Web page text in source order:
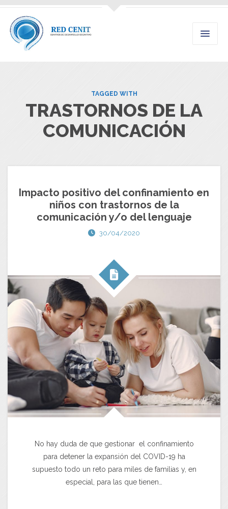
TAGGED WITH
TRASTORNOS DE LA
COMUNICACIÓN
Impacto positivo del confinamiento en
niños con trastornos de la
comunicación y/o del lenguaje
30/04/2020
No hay duda de que gestionar el confinamiento
para detener la expansión del COVID-19 ha
supuesto todo un reto para miles de familias y, en
especial, para las que tienen…